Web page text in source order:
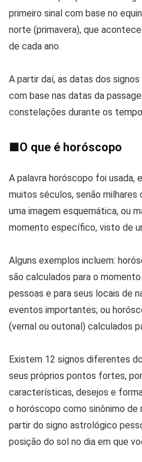
primeiro sinal com base no
norte (primavera), que
de cada ano.
A partir daí, as datas dos
com base nas datas da
constelações durante os
■O que é horóscopo
A palavra horóscopo foi usada,
muitos séculos, senão milhares
uma imagem esquemática, ou
momento específico, visto de
Alguns exemplos incluem:
são calculados para o
pessoas e para seus locais de
eventos importantes; ou
(vernal ou outonal) calculados
Existem 12 signos diferentes
seus próprios pontos fortes,
características, desejos e
o horóscopo como sinônimo de
partir do signo astrológico
posição do sol no dia em que